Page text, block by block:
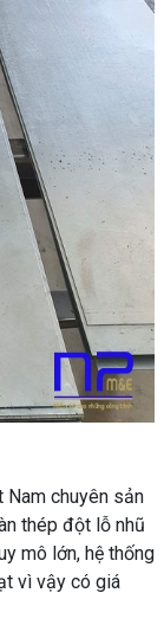
Nam chuyên sản
thép đột lỗ nhũ
mô lớn, hệ thống
vì vậy có giá